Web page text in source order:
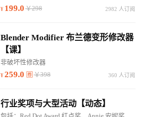
199.0 ￥298 2982 人订阅
Blender Modifier 布兰德变形修改器
【课】
非破坏性修改器
259.0 ￥398 360 人订阅
行业奖项与大型活动【动态】